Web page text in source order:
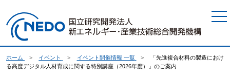
ホーム イベント イベント開催情報 一覧
「先進複合材料の製造におけ
る高度デジタル人材育成に関する特別講座（2026年度）」のご案内